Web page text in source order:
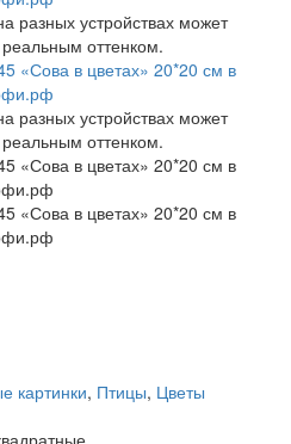
разных устройствах может
оттенком.
разных устройствах может
оттенком.
картинки, Птицы, Цветы